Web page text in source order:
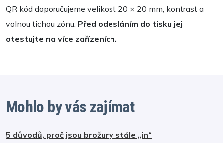
QR kód doporučujeme velikost 20 × 20 mm, kontrast a
volnou tichou zónu. Před odesláním do tisku jej
otestujte na více zařízeních.
Mohlo by vás zajímat
5 důvodů, proč jsou brožury stále „in“